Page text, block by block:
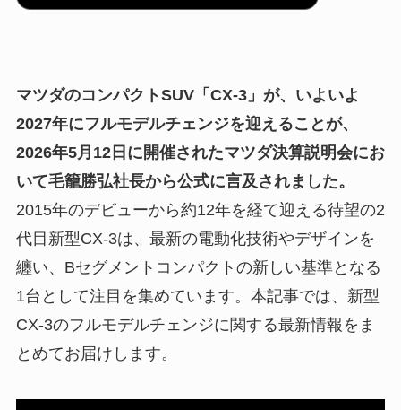
マツダのコンパクトSUV「CX-3」が、いよいよ
2027年にフルモデルチェンジを迎えることが、
2026年5月12日に開催されたマツダ決算説明会にお
いて毛籠勝弘社長から公式に言及されました。
2015年のデビューから約12年を経て迎える待望の2
代目新型CX-3は、最新の電動化技術やデザインを
纏い、Bセグメントコンパクトの新しい基準となる
1台として注目を集めています。本記事では、新型
CX-3のフルモデルチェンジに関する最新情報をま
とめてお届けします。